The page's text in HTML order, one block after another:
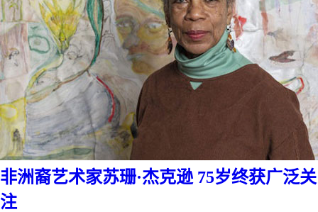
非洲裔艺术家苏珊·杰克逊 75岁终获广泛关
注